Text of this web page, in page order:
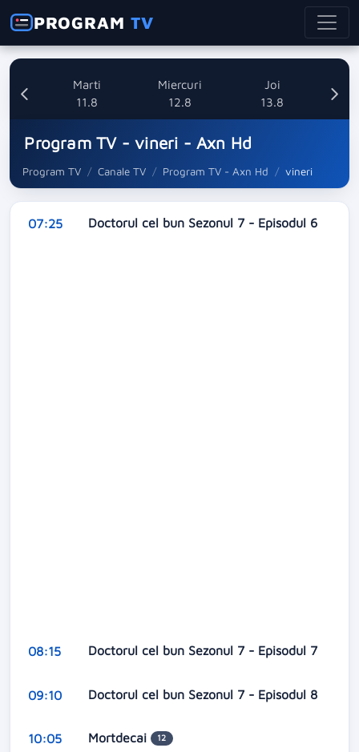
PROGRAMTV
Marti
11.8
Miercuri
12.8
Joi
13.8
Program TV - vineri - Axn Hd
Program TV Canale TV Program TV - Axn Hd vineri
07:25 Doctorul cel bun Sezonul 7 - Episodul 6
08:15 Doctorul cel bun Sezonul 7 - Episodul 7
09:10 Doctorul cel bun Sezonul 7 - Episodul 8
10:05 Mortdecai 12